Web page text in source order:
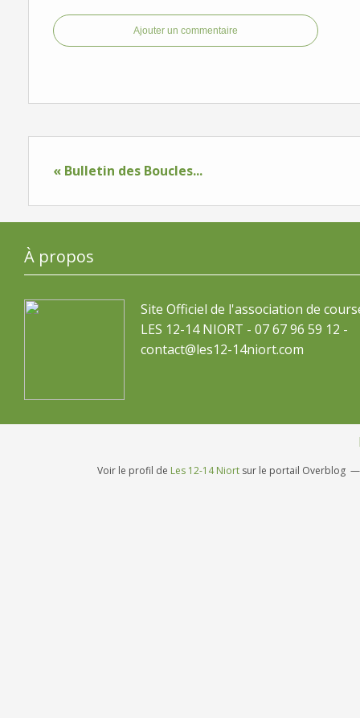
Ajouter un commentaire
« Bulletin des Boucles...
À propos
Site Officiel de l'association de
LES 12-14 NIORT - 07 67 96 59 12 -
contact@les12-14niort.com
Voir le profil de Les 12-14 Niort sur le portail Overblog